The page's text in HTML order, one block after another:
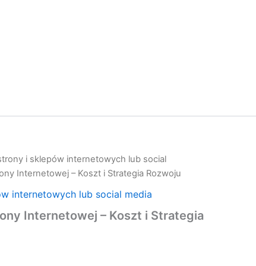
i sklepów internetowych lub social
Internetowej – Koszt i Strategia Rozwoju
internetowych lub social media
Internetowej – Koszt i Strategia